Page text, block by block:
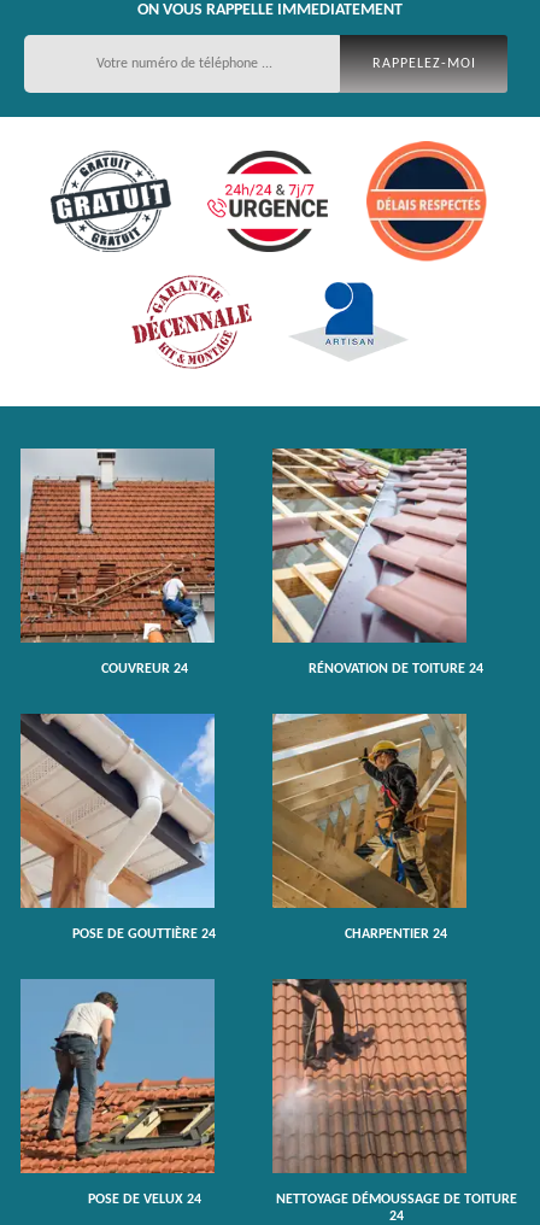
ON VOUS RAPPELLE IMMEDIATEMENT
COUVREUR 24 RÉNOVATION DE TOITURE 24
POSE DE GOUTTIÈRE 24 CHARPENTIER 24
POSE DE VELUX 24
NETTOYAGE DÉMOUSSAGE DE TOITURE
24